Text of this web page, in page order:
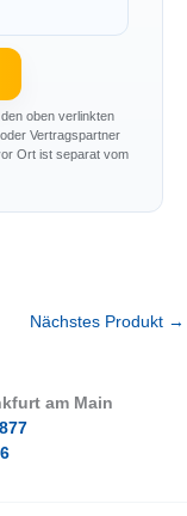
oben verlinkten
Vertragspartner
Ort ist separat vom
Nächstes Produkt →
am Main